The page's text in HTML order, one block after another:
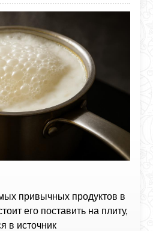
привычных продуктов в
его поставить на плиту,
в источник